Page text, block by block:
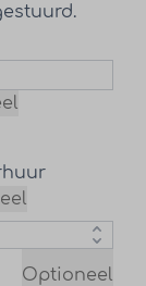
Optioneel